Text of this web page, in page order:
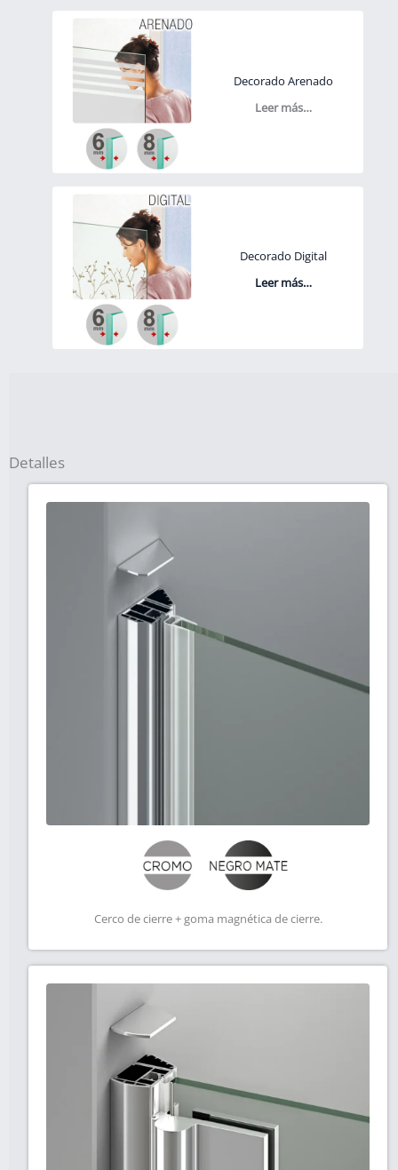
Decorado Arenado
Leer más…
Decorado Digital
Leer más…
Detalles
Cerco de cierre + goma magnética de cierre.